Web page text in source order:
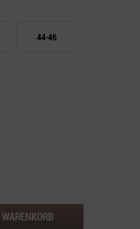
44-46
WARENKORB